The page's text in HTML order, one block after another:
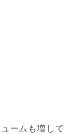
ームも増して